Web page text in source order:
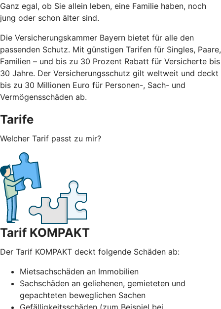
Ganz egal, ob Sie allein leben, eine Familie haben, noch
jung oder schon älter sind.
Die Versicherungskammer Bayern bietet für alle den
passenden Schutz. Mit günstigen Tarifen für Singles, Paare,
Familien – und bis zu 30 Prozent Rabatt für Versicherte bis
30 Jahre. Der Versicherungsschutz gilt weltweit und deckt
bis zu 30 Millionen Euro für Personen-, Sach- und
Vermögensschäden ab.
Tarife
Welcher Tarif passt zu mir?
Tarif KOMPAKT
Der Tarif KOMPAKT deckt folgende Schäden ab:
Mietsachschäden an Immobilien
Sachschäden an geliehenen, gemieteten und
gepachteten beweglichen Sachen
Gefälligkeitsschäden (zum Beispiel bei